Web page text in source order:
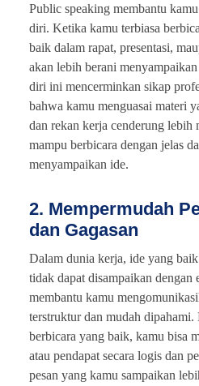
Public speaking membantu
diri. Ketika kamu terbiasa
baik dalam rapat, presentasi,
akan lebih berani
diri ini mencerminkan sikap
bahwa kamu menguasai materi
dan rekan kerja cenderung
mampu berbicara dengan jelas
menyampaikan ide.
2. Mempermudah
dan Gagasan
Dalam dunia kerja, ide yang
tidak dapat disampaikan
membantu kamu
terstruktur dan mudah dipahami.
berbicara yang baik, kamu bisa
atau pendapat secara logis dan
pesan yang kamu sampaikan